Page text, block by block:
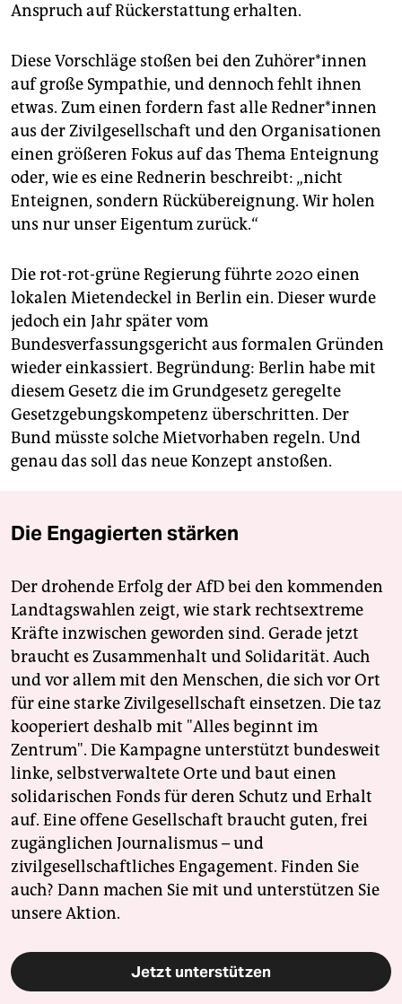
Anspruch auf Rückerstattung erhalten.
Diese Vorschläge stoßen bei den Zu­hö­re­r*in­nen
auf große Sympathie, und dennoch fehlt ihnen
etwas. Zum einen fordern fast alle Red­ne­r*in­nen
aus der Zivilgesellschaft und den Organisationen
einen größeren Fokus auf das Thema Enteignung
oder, wie es eine Rednerin beschreibt: „nicht
Enteignen, sondern Rückübereignung. Wir holen
uns nur unser Eigentum zurück.“
Die rot-rot-grüne Regierung führte 2020 einen
lokalen Mietendeckel in Berlin ein. Dieser wurde
jedoch ein Jahr später vom
Bundesverfassungsgericht aus formalen Gründen
wieder einkassiert. Begründung: Berlin habe mit
diesem Gesetz die im Grundgesetz geregelte
Gesetzgebungskompetenz überschritten. Der
Bund müsste solche Mietvorhaben regeln. Und
genau das soll das neue Konzept anstoßen.
Die Engagierten stärken
Der drohende Erfolg der AfD bei den kommenden
Landtagswahlen zeigt, wie stark rechtsextreme
Kräfte inzwischen geworden sind. Gerade jetzt
braucht es Zusammenhalt und Solidarität. Auch
und vor allem mit den Menschen, die sich vor Ort
für eine starke Zivilgesellschaft einsetzen. Die taz
kooperiert deshalb mit "Alles beginnt im
Zentrum". Die Kampagne unterstützt bundesweit
linke, selbstverwaltete Orte und baut einen
solidarischen Fonds für deren Schutz und Erhalt
auf. Eine offene Gesellschaft braucht guten, frei
zugänglichen Journalismus – und
zivilgesellschaftliches Engagement. Finden Sie
auch? Dann machen Sie mit und unterstützen Sie
unsere Aktion.
Jetzt unterstützen